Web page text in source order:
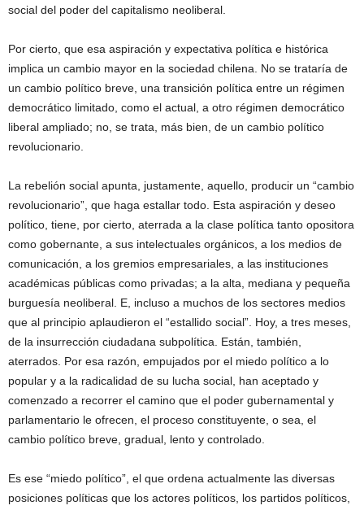
social del poder del capitalismo neoliberal.
Por cierto, que esa aspiración y expectativa política e histórica
implica un cambio mayor en la sociedad chilena. No se trataría de
un cambio político breve, una transición política entre un régimen
democrático limitado, como el actual, a otro régimen democrático
liberal ampliado; no, se trata, más bien, de un cambio político
revolucionario.
La rebelión social apunta, justamente, aquello, producir un “cambio
revolucionario”, que haga estallar todo. Esta aspiración y deseo
político, tiene, por cierto, aterrada a la clase política tanto opositora
como gobernante, a sus intelectuales orgánicos, a los medios de
comunicación, a los gremios empresariales, a las instituciones
académicas públicas como privadas; a la alta, mediana y pequeña
burguesía neoliberal. E, incluso a muchos de los sectores medios
que al principio aplaudieron el “estallido social”. Hoy, a tres meses,
de la insurrección ciudadana subpolítica. Están, también,
aterrados. Por esa razón, empujados por el miedo político a lo
popular y a la radicalidad de su lucha social, han aceptado y
comenzado a recorrer el camino que el poder gubernamental y
parlamentario le ofrecen, el proceso constituyente, o sea, el
cambio político breve, gradual, lento y controlado.
Es ese “miedo político”, el que ordena actualmente las diversas
posiciones políticas que los actores políticos, los partidos políticos,